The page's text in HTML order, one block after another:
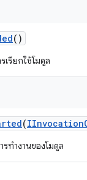
()
เรียกใช้โมดูล
(IInvocation
รทำงานของโมดูล